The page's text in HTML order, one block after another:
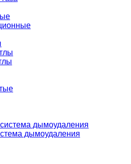
дымоудаления
дымоудаления